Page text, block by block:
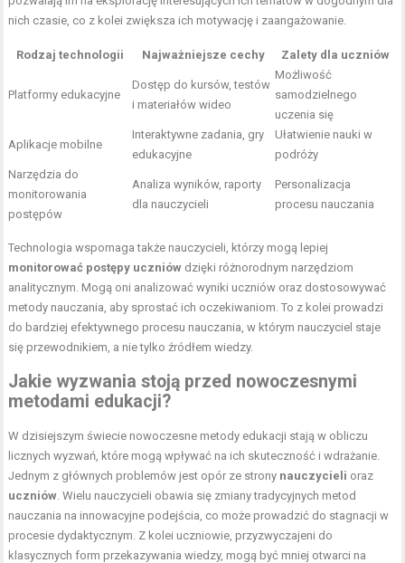
nich czasie, co z kolei zwiększa ich motywację i zaangażowanie.
Rodzaj technologii Najważniejsze cechy Zalety dla uczniów
Platformy edukacyjne
Dostęp do kursów, testów
i materiałów wideo
Możliwość
samodzielnego
uczenia się
Aplikacje mobilne
Interaktywne zadania, gry
edukacyjne
Ułatwienie nauki w
podróży
Narzędzia do
monitorowania
postępów
Analiza wyników, raporty
dla nauczycieli
Personalizacja
procesu nauczania
Technologia wspomaga także nauczycieli, którzy mogą lepiej
monitorować postępy uczniów dzięki różnorodnym narzędziom
analitycznym. Mogą oni analizować wyniki uczniów oraz dostosowywać
metody nauczania, aby sprostać ich oczekiwaniom. To z kolei prowadzi
do bardziej efektywnego procesu nauczania, w którym nauczyciel staje
się przewodnikiem, a nie tylko źródłem wiedzy.
Jakie wyzwania stoją przed nowoczesnymi
metodami edukacji?
W dzisiejszym świecie nowoczesne metody edukacji stają w obliczu
licznych wyzwań, które mogą wpływać na ich skuteczność i wdrażanie.
Jednym z głównych problemów jest opór ze strony nauczycieli oraz
uczniów . Wielu nauczycieli obawia się zmiany tradycyjnych metod
nauczania na innowacyjne podejścia, co może prowadzić do stagnacji w
procesie dydaktycznym. Z kolei uczniowie, przyzwyczajeni do
klasycznych form przekazywania wiedzy, mogą być mniej otwarci na